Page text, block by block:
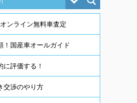
ンライン無料車査定
！国産車オールガイド
に評価する！
交渉のやり方